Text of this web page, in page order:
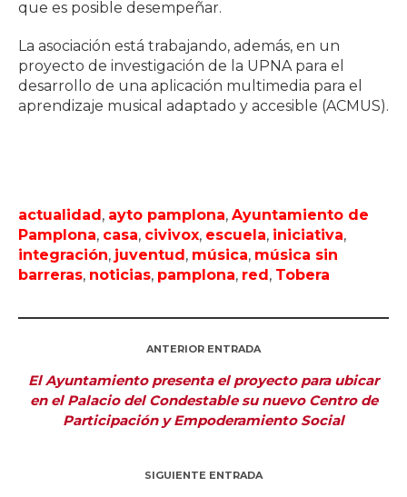
que es posible desempeñar.
La asociación está trabajando, además, en un
proyecto de investigación de la UPNA para el
desarrollo de una aplicación multimedia para el
aprendizaje musical adaptado y accesible (ACMUS).
actualidad, ayto pamplona, Ayuntamiento de
Pamplona, casa, civivox, escuela, iniciativa,
integración, juventud, música, música sin
barreras, noticias, pamplona, red, Tobera
ANTERIOR ENTRADA
El Ayuntamiento presenta el proyecto para ubicar
en el Palacio del Condestable su nuevo Centro de
Participación y Empoderamiento Social
SIGUIENTE ENTRADA